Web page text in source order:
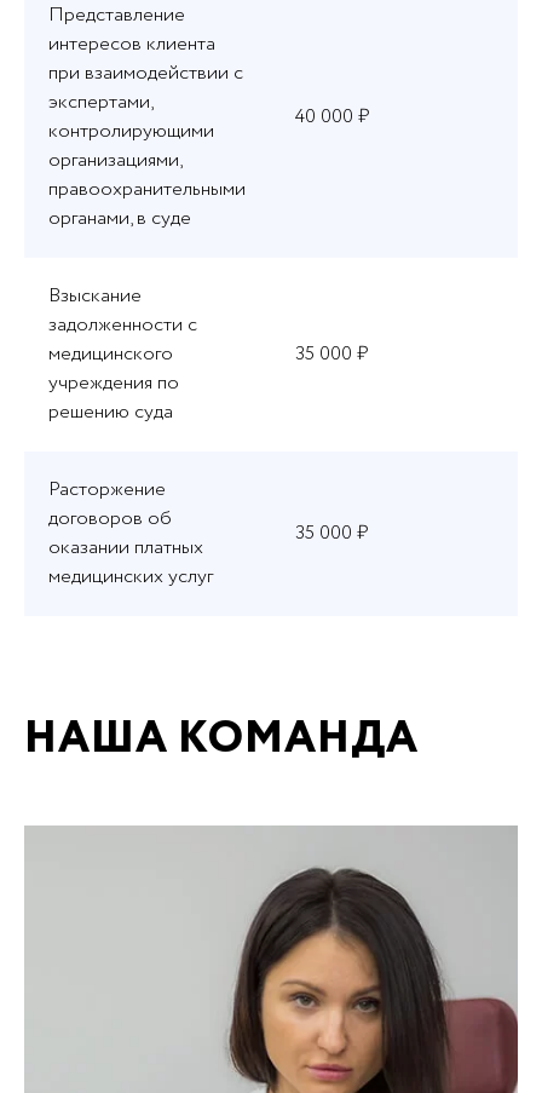
Представление
интересов клиента
при взаимодействии с
экспертами,
контролирующими
организациями,
правоохранительными
органами, в суде
40 000 ₽
Взыскание
задолженности с
медицинского
учреждения по
решению суда
35 000 ₽
Расторжение
договоров об
оказании платных
медицинских услуг
35 000 ₽
НАША КОМАНДА